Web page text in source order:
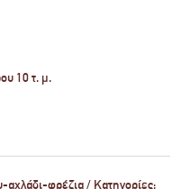
10 τ. μ.
αχλάδι-φρέζια
Κατηγορίες: